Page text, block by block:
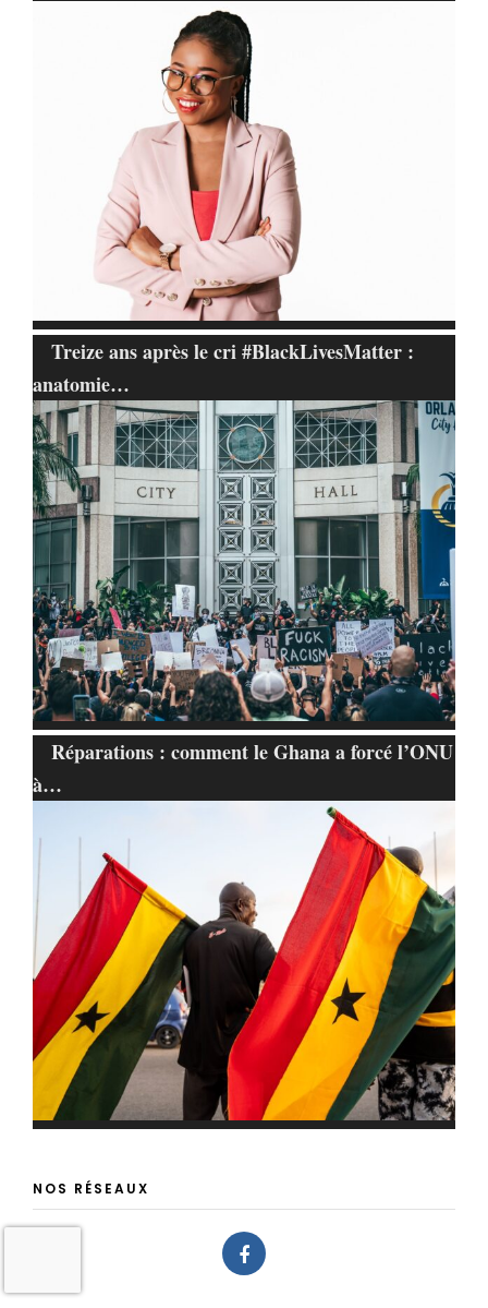
Treize ans après le cri #BlackLivesMatter :
anatomie…
Réparations : comment le Ghana a forcé l’ONU
à…
NOS RÉSEAUX